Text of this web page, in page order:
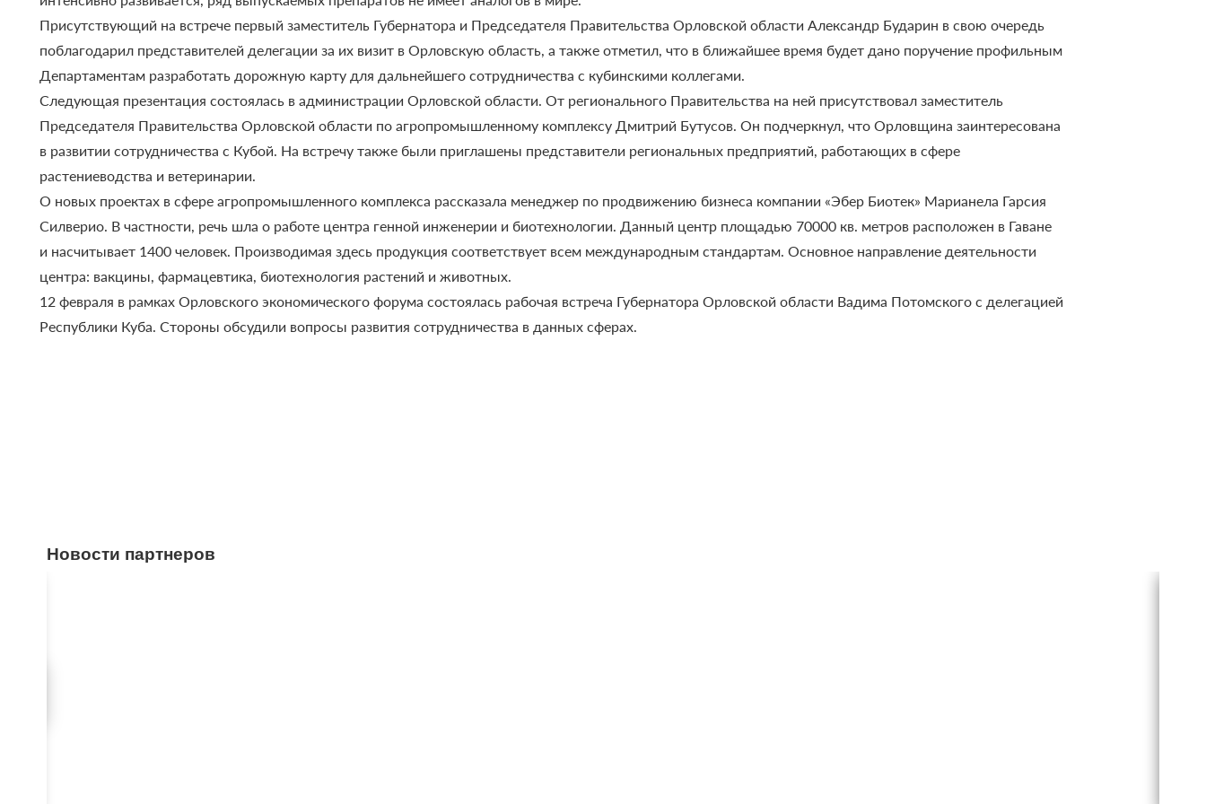
Присутствующий на встрече первый заместитель Губернатора и Председателя Правительства Орловской области Александр Бударин в свою очередь
поблагодарил представителей делегации за их визит в Орловскую область, а также отметил, что в ближайшее время будет дано поручение профильным
Департаментам разработать дорожную карту для дальнейшего сотрудничества с кубинскими коллегами.
Следующая презентация состоялась в администрации Орловской области. От регионального Правительства на ней присутствовал заместитель
Председателя Правительства Орловской области по агропромышленному комплексу Дмитрий Бутусов. Он подчеркнул, что Орловщина заинтересована
в развитии сотрудничества с Кубой. На встречу также были приглашены представители региональных предприятий, работающих в сфере
растениеводства и ветеринарии.
О новых проектах в сфере агропромышленного комплекса рассказала менеджер по продвижению бизнеса компании «Эбер Биотек» Марианела Гарсия
Силверио. В частности, речь шла о работе центра генной инженерии и биотехнологии. Данный центр площадью 70000 кв. метров расположен в Гаване
и насчитывает 1400 человек. Производимая здесь продукция соответствует всем международным стандартам. Основное направление деятельности
центра: вакцины, фармацевтика, биотехнология растений и животных.
12 февраля в рамках Орловского экономического форума состоялась рабочая встреча Губернатора Орловской области Вадима Потомского с делегацией
Республики Куба. Стороны обсудили вопросы развития сотрудничества в данных сферах.
Новости партнеров